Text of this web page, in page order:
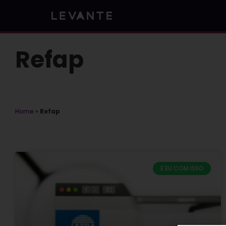
Refap
Home » Refap
E EU COM ISSO